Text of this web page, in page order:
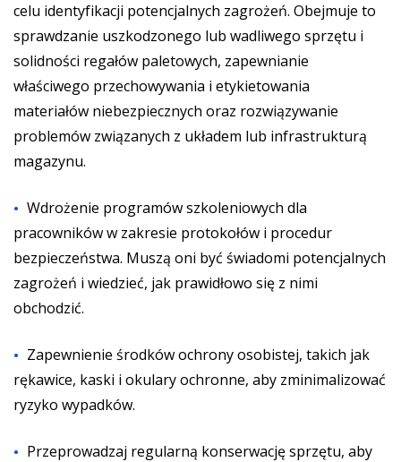
celu identyfikacji potencjalnych zagrożeń. Obejmuje to
sprawdzanie uszkodzonego lub wadliwego sprzętu i
solidności regałów paletowych, zapewnianie
właściwego przechowywania i etykietowania
materiałów niebezpiecznych oraz rozwiązywanie
problemów związanych z układem lub infrastrukturą
magazynu.
Wdrożenie programów szkoleniowych dla
pracowników w zakresie protokołów i procedur
bezpieczeństwa. Muszą oni być świadomi potencjalnych
zagrożeń i wiedzieć, jak prawidłowo się z nimi
obchodzić.
Zapewnienie środków ochrony osobistej, takich jak
rękawice, kaski i okulary ochronne, aby zminimalizować
ryzyko wypadków.
Przeprowadzaj regularną konserwację sprzętu, aby